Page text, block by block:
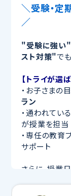
＼受験・定
／
"受験に強い"
スト対策"でも
【トライが選
・お子さまの
ラン
・通われてい
が授業を担当
・専任の教育
サポート
さらに、授業